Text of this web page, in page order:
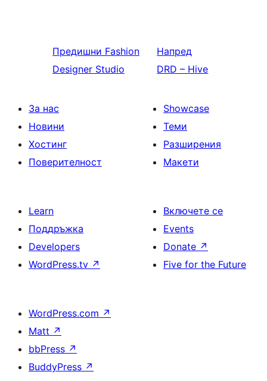
Предишни Fashion
Designer Studio
Напред
DRD – Hive
За нас
Новини
Хостинг
Поверителност
Showcase
Теми
Разширения
Макети
Learn
Поддръжка
Developers
WordPress.tv ↗
Включете се
Events
Donate ↗
Five for the Future
WordPress.com ↗
Matt ↗
bbPress ↗
BuddyPress ↗